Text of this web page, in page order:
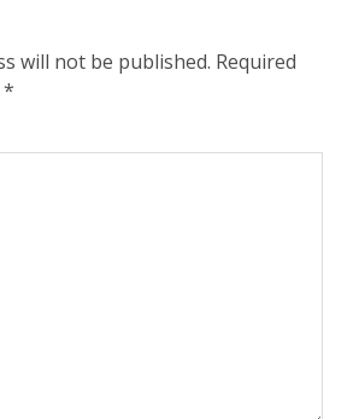
will not be published. Required
*